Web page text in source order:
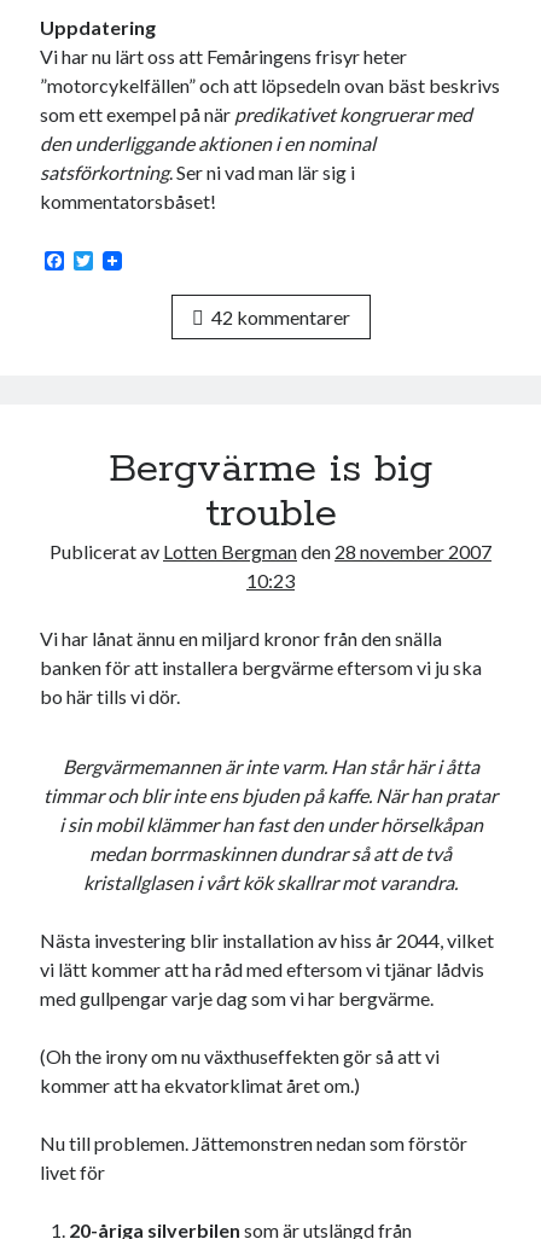
Uppdatering
Vi har nu lärt oss att Femåringens frisyr heter
”motorcykelfällen” och att löpsedeln ovan bäst beskrivs
som ett exempel på när predikativet kongruerar med
den underliggande aktionen i en nominal
satsförkortning. Ser ni vad man lär sig i
kommentatorsbåset!
F
T
42 kommentarer
Bergvärme is big
trouble
Publicerat av Lotten Bergmanden 28 november 2007
10:23
Vi har lånat ännu en miljard kronor från den snälla
banken för att installera bergvärme eftersom vi ju ska
bo här tills vi dör.
Bergvärmemannen är inte varm. Han står här i åtta
timmar och blir inte ens bjuden på kaffe. När han pratar
i sin mobil klämmer han fast den under hörselkåpan
medan borrmaskinnen dundrar så att de två
kristallglasen i vårt kök skallrar mot varandra.
Nästa investering blir installation av hiss år 2044, vilket
vi lätt kommer att ha råd med eftersom vi tjänar lådvis
med gullpengar varje dag som vi har bergvärme.
(Oh the irony om nu växthuseffekten gör så att vi
kommer att ha ekvatorklimat året om.)
Nu till problemen. Jättemonstren nedan som förstör
livet för
20-åriga silverbilen som är utslängd från